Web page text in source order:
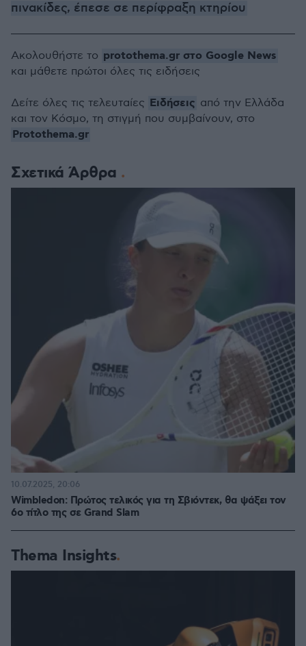
πινακίδες, έπεσε σε περίφραξη κτηρίου
Σχετικά Άρθρα
Wimbledon: Πρώτος τελικός για τη Σβιόντεκ, θα ψάξει τον
6ο τίτλο της σε Grand Slam
10.07.2025, 20:06
Thema Insights
Ακολουθήστε το protothema.gr στο Google News
και μάθετε πρώτοι όλες τις ειδήσεις
Δείτε όλες τις τελευταίες Ειδήσεις από την Ελλάδα
και τον Κόσμο, τη στιγμή που συμβαίνουν, στο
Protothema.gr